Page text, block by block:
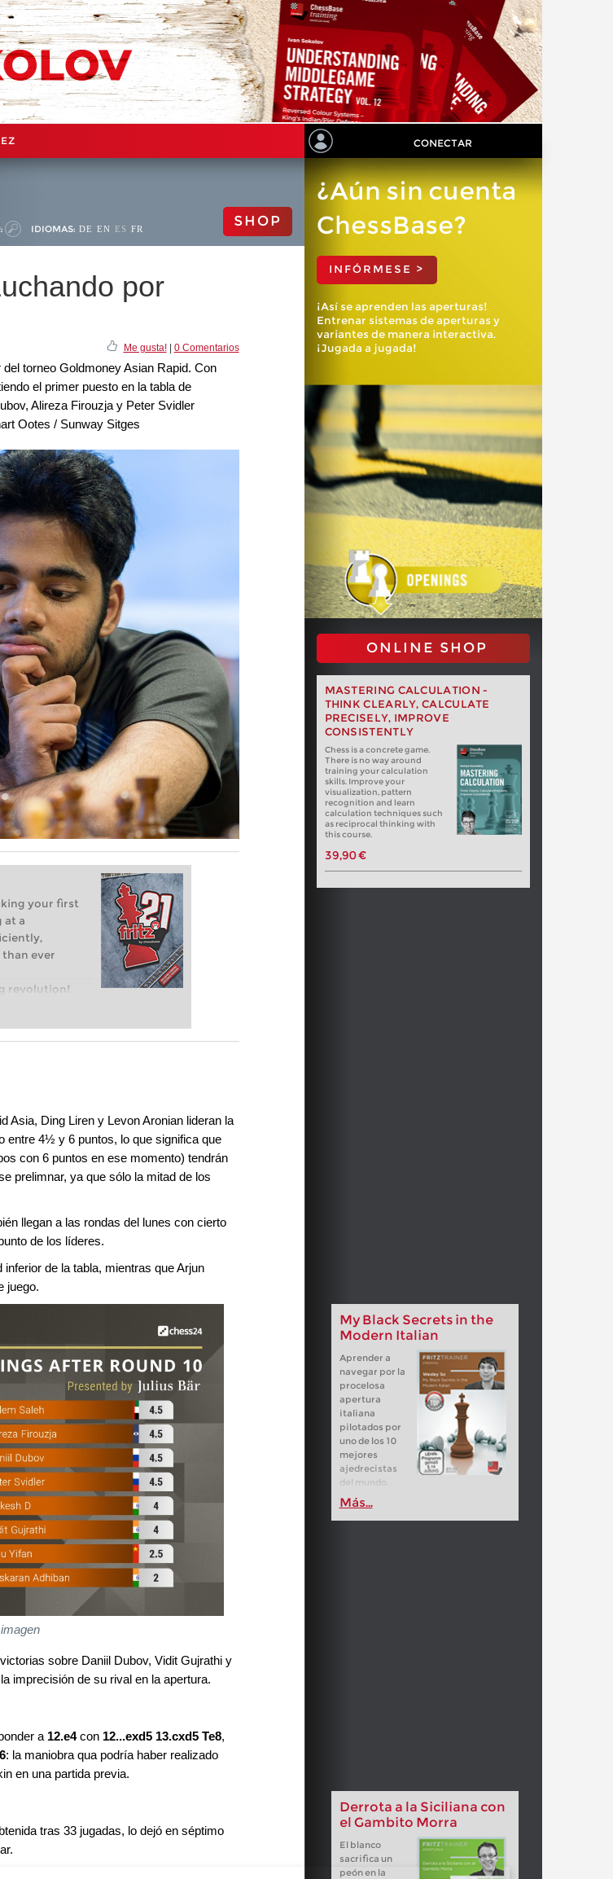
CONECTAR
IDIOMAS: DE EN ES FR SHOP
por
Me gusta!| 0 Comentarios
torneo Goldmoney Asian Rapid. Con
el primer puesto en la tabla de
Alireza Firouzja y Peter Svidler
Ootes / Sunway Sitges
your first
at a
ever
revolution!
club chess,
¿Aún sin cuenta
ChessBase?
INFÓRMESE >
¡Así se aprenden las aperturas!
Entrenar sistemas de aperturas y
variantes de manera interactiva.
¡Jugada a jugada!
ONLINE SHOP
MASTERING CALCULATION -
THINK CLEARLY, CALCULATE
PRECISELY, IMPROVE
CONSISTENTLY
Chess is a concrete game.
There is no way around
training your calculation
skills. Improve your
visualization, pattern
recognition and learn
calculation techniques such
as reciprocal thinking with
this course.
39,90 €
Asia, Ding Liren y Levon Aronian lideran la
entre 4½ y 6 puntos, lo que significa que
con 6 puntos en ese momento) tendrán
prelimnar, ya que sólo la mitad de los
llegan a las rondas del lunes con cierto
de los líderes.
de la tabla, mientras que Arjun
juego.
My Black Secrets in the
Modern Italian
Aprender a
navegar por la
procelosa
apertura
italiana
pilotados por
uno de los 10
mejores
ajedrecistas
del mundo.
Más...
sobre Daniil Dubov, Vidit Gujrathi y
imprecisión de su rival en la apertura.
a 12.e4con 12...exd5 13.cxd5 Te8,
: la maniobra qua podría haber realizado
en una partida previa.
Derrota a la Siciliana con
el Gambito Morra
El blanco
sacrifica un
peón en la
tras 33 jugadas, lo dejó en séptimo